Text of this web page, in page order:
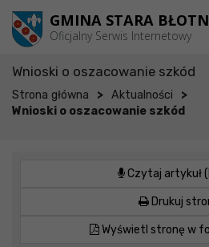
Przejdź do menu
Przejdź do głównej treści strony
Przejdź do stopki strony GMINA STARA
Oficjalny Serwis Internetowy
Wnioski o oszacowanie szkód
Strona główna > Aktualności >
Wnioski o oszacowanie szkód
Czytaj artykuł
Drukuj
Wyświetl stronę w